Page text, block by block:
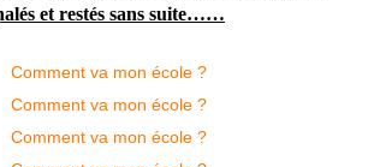
et restés sans suite……